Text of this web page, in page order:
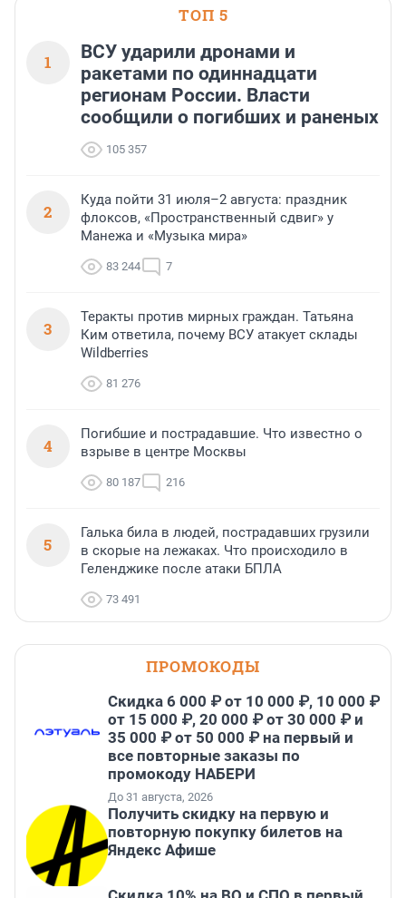
ТОП 5
1
ВСУ ударили дронами и
ракетами по одиннадцати
регионам России. Власти
сообщили о погибших и раненых
105 357
2
Куда пойти 31 июля–2 августа: праздник
флоксов, «Пространственный сдвиг» у
Манежа и «Музыка мира»
83 244 7
3
Теракты против мирных граждан. Татьяна
Ким ответила, почему ВСУ атакует склады
Wildberries
81 276
4
Погибшие и пострадавшие. Что известно о
взрыве в центре Москвы
80 187 216
5
Галька била в людей, пострадавших грузили
в скорые на лежаках. Что происходило в
Геленджике после атаки БПЛА
73 491
ПРОМОКОДЫ
Скидка 6 000 ₽ от 10 000 ₽, 10 000 ₽
от 15 000 ₽, 20 000 ₽ от 30 000 ₽ и
35 000 ₽ от 50 000 ₽ на первый и
все повторные заказы по
промокоду НАБЕРИ
До 31 августа, 2026
Получить скидку на первую и
повторную покупку билетов на
Яндекс Афише